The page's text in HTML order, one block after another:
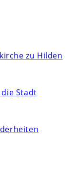
zu Hilden
Stadt